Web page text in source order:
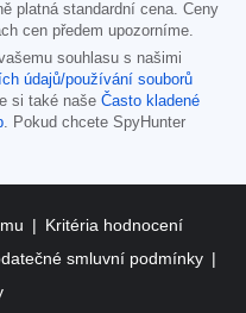
platná standardní cena. Ceny
cen předem upozorníme.
souhlasu s našimi
údajů/používání souborů
si také naše Často kladené
. Pokud chcete SpyHunter
Kritéria hodnocení
smluvní podmínky